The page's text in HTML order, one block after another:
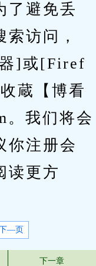
了避免丢
访问，
]或[Firef
蔵【博看
。我们将会
你注册会
读更方
—页
下一章